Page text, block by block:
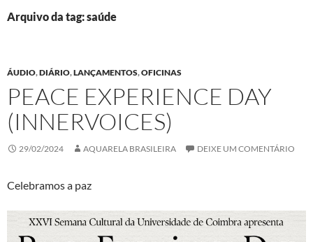
CONTEÚDO
Arquivo da tag: saúde
ÁUDIO,DIÁRIO,LANÇAMENTOS,OFICINAS
PEACE EXPERIENCE DAY
(INNERVOICES)
29/02/2024 AQUARELA BRASILEIRA DEIXE UM COMENTÁRIO
Celebramos a paz